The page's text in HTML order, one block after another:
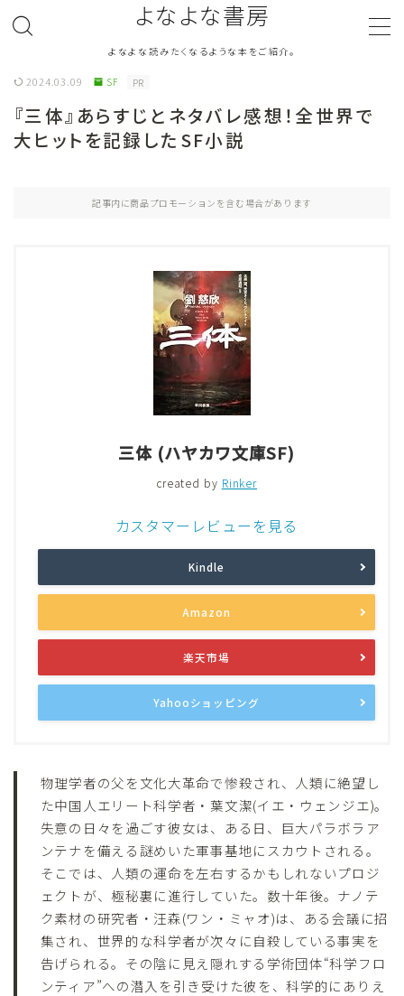
よなよな書房
よなよな読みたくなるような本をご紹介。
ジャンル Genre
Evaluation
読書をより楽しむ Good Reading
2024.03.09 SF PR
『三体』あらすじとネタバレ感想！全世界で
大ヒットを記録したSF小説
記事内に商品プロモーションを含む場合があります
三体 (ハヤカワ文庫SF)
created by Rinker
カスタマーレビューを見る
Kindle
Amazon
楽天市場
Yahooショッピング
物理学者の父を文化大革命で惨殺され、人類に絶望し
た中国人エリート科学者・葉文潔(イエ・ウェンジエ)。
失意の日々を過ごす彼女は、ある日、巨大パラボラア
ンテナを備える謎めいた軍事基地にスカウトされる。
そこでは、人類の運命を左右するかもしれないプロジ
ェクトが、極秘裏に進行していた。数十年後。ナノテ
ク素材の研究者・汪森(ワン・ミャオ)は、ある会議に招
集され、世界的な科学者が次々に自殺している事実を
告げられる。その陰に見え隠れする学術団体“科学フロ
ンティア”への潜入を引き受けた彼を、科学的にありえ